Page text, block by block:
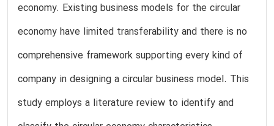
economy. Existing business models for the circular
economy have limited transferability and there is no
comprehensive framework supporting every kind of
company in designing a circular business model. This
study employs a literature review to identify and